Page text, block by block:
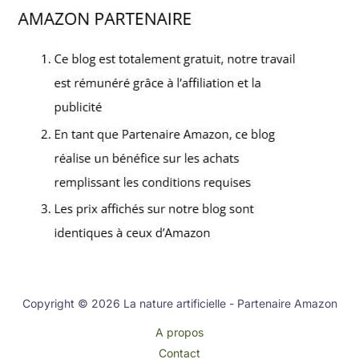
Copyright © 2026 La nature artificielle - Partenaire Amazon
A propos
Contact